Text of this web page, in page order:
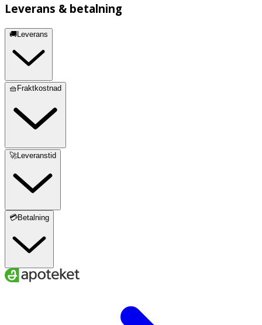
Leverans & betalning
🚚Leverans
🧺Fraktkostnad
🚀Leveranstid
💳Betalning